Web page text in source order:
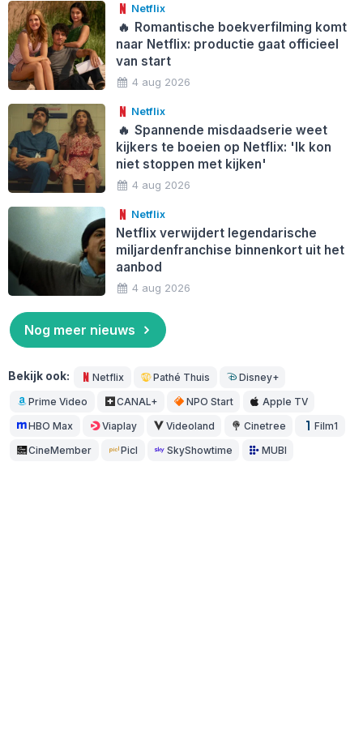
Netflix
🔥 Romantische boekverfilming komt
naar Netflix: productie gaat officieel
van start
4 aug 2026
Netflix
🔥 Spannende misdaadserie weet
kijkers te boeien op Netflix: 'Ik kon
niet stoppen met kijken'
4 aug 2026
Netflix
Netflix verwijdert legendarische
miljardenfranchise binnenkort uit het
aanbod
4 aug 2026
Nog meer nieuws
Bekijk ook: Netflix Pathé Thuis Disney+
Prime Video CANAL+ NPO Start Apple TV
HBO Max Viaplay Videoland Cinetree Film1
CineMember Picl SkyShowtime MUBI